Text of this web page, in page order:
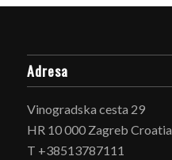
Adresa
Vinogradska cesta 29
HR 10 000 Zagreb Croatia
T +38513787111